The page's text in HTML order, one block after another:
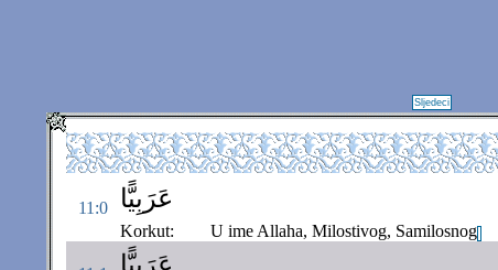
Sljedeci
11:0 عَرَبِيًّا
Korkut: U ime Allaha, Milostivog, Samilosnog